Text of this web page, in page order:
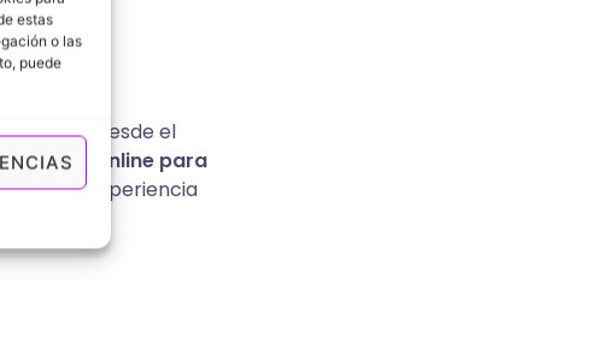
estas
o las
puede
desde el
reservas online para
la experiencia